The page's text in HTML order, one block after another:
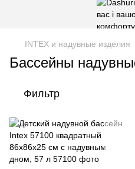
INTEX и надувные изделия
Бассейны
Фильтр